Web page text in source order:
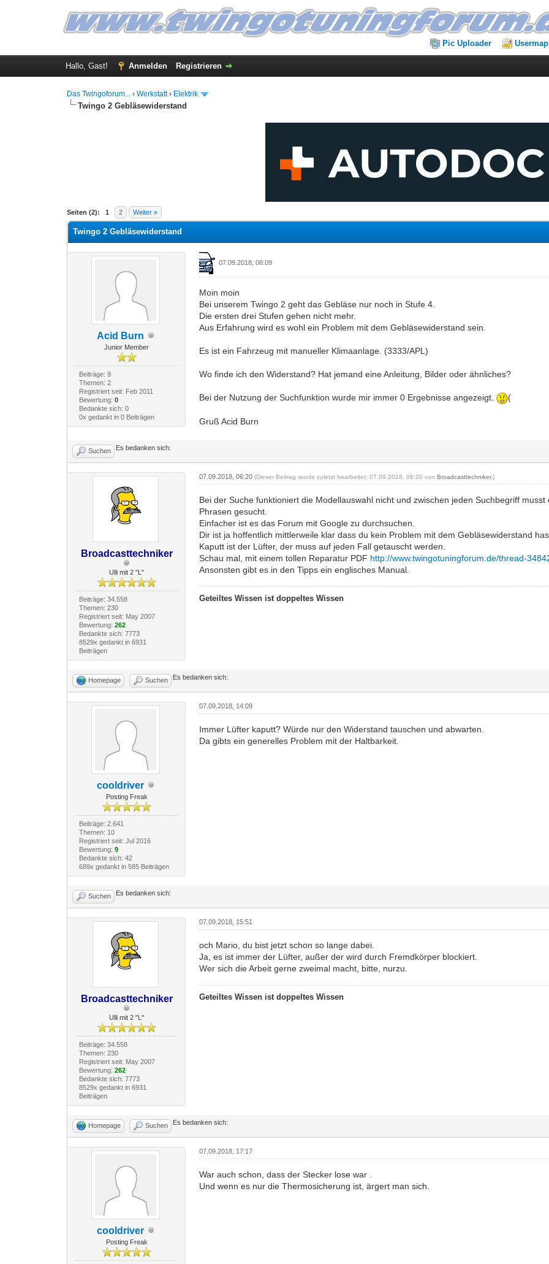
Pic Uploader Usermap
Hallo, Gast! Anmelden Registrieren
Das Twingoforum... ›Werkstatt› Elektrik
Twingo 2 Gebläsewiderstand
Seiten (2): 1 2 Weiter »
0 Bewertung(en) - 0 im Durchschnitt
1
2
3
4
5
Twingo 2 Gebläsewiderstand
Acid Burn
Junior Member
Beiträge: 9
Themen: 2
Registriert seit: Feb 2011
Bewertung: 0
Bedankte sich: 0
0x gedankt in 0 Beiträgen
07.09.2018, 06:09
Moin moin
Bei unserem Twingo 2 geht das Gebläse nur noch in Stufe 4.
Die ersten drei Stufen gehen nicht mehr.
Aus Erfahrung wird es wohl ein Problem mit dem Gebläsewiderstand sein.
Es ist ein Fahrzeug mit manueller Klimaanlage. (3333/APL)
Wo finde ich den Widerstand? Hat jemand eine Anleitung, Bilder oder ähnliches?
Bei der Nutzung der Suchfunktion wurde mir immer 0 Ergebnisse angezeigt. (
Gruß Acid Burn
Suchen Es bedanken sich:
Broadcasttechniker
Ulli mit 2 "L"
Beiträge: 34.558
Themen: 230
Registriert seit: May 2007
Bewertung: 262
Bedankte sich: 7773
8529x gedankt in 6931
Beiträgen
07.09.2018, 06:20(Dieser Beitrag wurde zuletzt bearbeitet: 07.09.2018, 06:20 vonBroadcasttechniker.)
Bei der Suche funktioniert die Modellauswahl nicht und zwischen jeden Suchbegriff
Phrasen gesucht.
Einfacher ist es das Forum mit Google zu durchsuchen.
Dir ist ja hoffentlich mittlerweile klar dass du kein Problem mit dem Gebläsewiderstand
Kaputt ist der Lüfter, der muss auf jeden Fall getauscht werden.
Schau mal, mit einem tollen Reparatur PDF http://www.twingotuningforum.de/thread-
Ansonsten gibt es in den Tipps ein englisches Manual.
Geteiltes Wissen ist doppeltes Wissen
Homepage Suchen Es bedanken sich:
cooldriver
Posting Freak
Beiträge: 2.641
Themen: 10
Registriert seit: Jul 2016
Bewertung: 9
Bedankte sich: 42
689x gedankt in 585 Beiträgen
07.09.2018, 14:09
Immer Lüfter kaputt? Würde nur den Widerstand tauschen und abwarten.
Da gibts ein generelles Problem mit der Haltbarkeit.
Suchen Es bedanken sich:
Broadcasttechniker
Ulli mit 2 "L"
Beiträge: 34.558
Themen: 230
Registriert seit: May 2007
Bewertung: 262
Bedankte sich: 7773
8529x gedankt in 6931
Beiträgen
07.09.2018, 15:51
och Mario, du bist jetzt schon so lange dabei.
Ja, es ist immer der Lüfter, außer der wird durch Fremdkörper blockiert.
Wer sich die Arbeit gerne zweimal macht, bitte, nurzu.
Geteiltes Wissen ist doppeltes Wissen
Homepage Suchen Es bedanken sich:
cooldriver
Posting Freak
07.09.2018, 17:17
War auch schon, dass der Stecker lose war .
Und wenn es nur die Thermosicherung ist, ärgert man sich.